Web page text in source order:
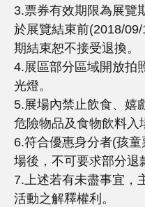
3.票券有效期限為展覽
於展覽結束前(2018/
期結束恕不接受退換。
4.展區部分區域開放拍
光燈。
5.展場內禁止飲食、嬉
危險物品及食物飲料入
6.符合優惠身分者(孩
場後，不可要求部分退
7.上述若有未盡事宜，
活動之解釋權利。